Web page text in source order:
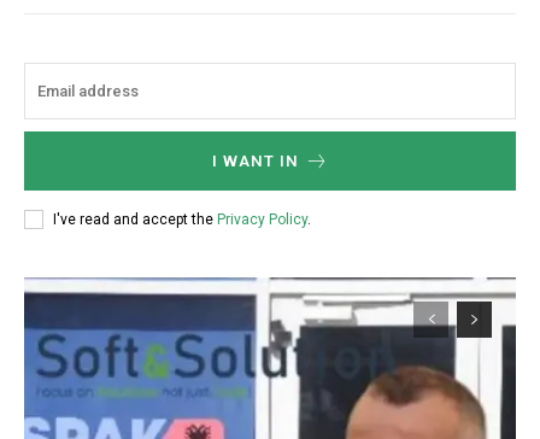
I WANT IN
I've read and accept the Privacy Policy.